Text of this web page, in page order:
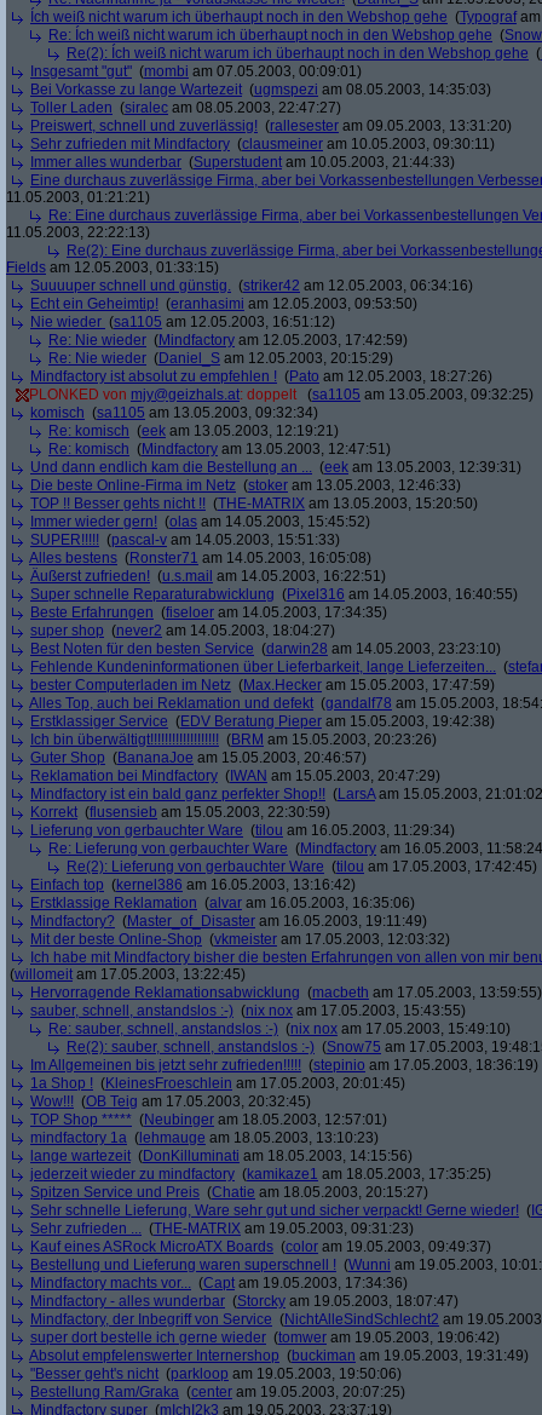
Ích weiß nicht warum ich überhaupt noch in den Webshop gehe (Typografam
Re: Ích weiß nicht warum ich überhaupt noch in den Webshop gehe (
Re(2): Ích weiß nicht warum ich überhaupt noch in den Webshop gehe (
Insgesamt "gut" (mombi am 07.05.2003, 00:09:01)
Bei Vorkasse zu lange Wartezeit (ugmspezi am 08.05.2003, 14:35:03)
Toller Laden (siralec am 08.05.2003, 22:47:27)
Preiswert, schnell und zuverlässig! (rallesester am 09.05.2003, 13:31:20)
Sehr zufrieden mit Mindfactory (clausmeiner am 10.05.2003, 09:30:11)
Immer alles wunderbar (Superstudent am 10.05.2003, 21:44:33)
Eine durchaus zuverlässige Firma, aber bei Vorkassenbestellungen
11.05.2003, 01:21:21)
Re: Eine durchaus zuverlässige Firma, aber bei Vorkassenbestellungen
11.05.2003, 22:22:13)
Re(2): Eine durchaus zuverlässige Firma, aber bei
Fields am 12.05.2003, 01:33:15)
Suuuuper schnell und günstig. (striker42 am 12.05.2003, 06:34:16)
Echt ein Geheimtip! (eranhasimi am 12.05.2003, 09:53:50)
Nie wieder (sa1105 am 12.05.2003, 16:51:12)
Re: Nie wieder (Mindfactory am 12.05.2003, 17:42:59)
Re: Nie wieder (Daniel_S am 12.05.2003, 20:15:29)
Mindfactory ist absolut zu empfehlen ! (Pato am 12.05.2003, 18:27:26)
PLONKED von mjy@geizhals.at: doppelt (sa1105 am 13.05.2003, 09:32:25)
komisch (sa1105 am 13.05.2003, 09:32:34)
Re: komisch (eek am 13.05.2003, 12:19:21)
Re: komisch (Mindfactory am 13.05.2003, 12:47:51)
Und dann endlich kam die Bestellung an ... (eek am 13.05.2003, 12:39:31)
Die beste Online-Firma im Netz (stoker am 13.05.2003, 12:46:33)
TOP !! Besser gehts nicht !! (THE-MATRIX am 13.05.2003, 15:20:50)
Immer wieder gern! (olas am 14.05.2003, 15:45:52)
SUPER!!!!! (pascal-v am 14.05.2003, 15:51:33)
Alles bestens (Ronster71 am 14.05.2003, 16:05:08)
Äußerst zufrieden! (u.s.mail am 14.05.2003, 16:22:51)
Super schnelle Reparaturabwicklung (Pixel316 am 14.05.2003, 16:40:55)
Beste Erfahrungen (fiseloer am 14.05.2003, 17:34:35)
super shop (never2 am 14.05.2003, 18:04:27)
Best Noten für den besten Service (darwin28 am 14.05.2003, 23:23:10)
Fehlende Kundeninformationen über Lieferbarkeit, lange Lieferzeiten... (
bester Computerladen im Netz (Max.Hecker am 15.05.2003, 17:47:59)
Alles Top, auch bei Reklamation und defekt (gandalf78 am 15.05.2003,
Erstklassiger Service (EDV Beratung Pieper am 15.05.2003, 19:42:38)
Ich bin überwältigt!!!!!!!!!!!!!!!!!!! (BRM am 15.05.2003, 20:23:26)
Guter Shop (BananaJoe am 15.05.2003, 20:46:57)
Reklamation bei Mindfactory ( IWAN am 15.05.2003, 20:47:29)
Mindfactory ist ein bald ganz perfekter Shop!! (LarsAam 15.05.2003,
Korrekt (flusensieb am 15.05.2003, 22:30:59)
Lieferung von gerbauchter Ware (tilou am 16.05.2003, 11:29:34)
Re: Lieferung von gerbauchter Ware (Mindfactory am 16.05.2003,
Re(2): Lieferung von gerbauchter Ware (tilou am 17.05.2003, 17:42:45)
Einfach top (kernel386 am 16.05.2003, 13:16:42)
Erstklassige Reklamation (alvar am 16.05.2003, 16:35:06)
Mindfactory? (Master_of_Disaster am 16.05.2003, 19:11:49)
Mit der beste Online-Shop (vkmeister am 17.05.2003, 12:03:32)
Ich habe mit Mindfactory bisher die besten Erfahrungen von allen von mir
(willomeit am 17.05.2003, 13:22:45)
Hervorragende Reklamationsabwicklung (macbeth am 17.05.2003, 13:59:55)
sauber, schnell, anstandslos :-) (nix nox am 17.05.2003, 15:43:55)
Re: sauber, schnell, anstandslos :-) (nix nox am 17.05.2003, 15:49:10)
Re(2): sauber, schnell, anstandslos :-) (Snow75 am 17.05.2003,
Im Allgemeinen bis jetzt sehr zufrieden!!!!! (stepinio am 17.05.2003, 18:36:19)
1a Shop ! (KleinesFroeschlein am 17.05.2003, 20:01:45)
Wow!!! (OB Teig am 17.05.2003, 20:32:45)
TOP Shop ***** (Neubinger am 18.05.2003, 12:57:01)
mindfactory 1a ( lehmauge am 18.05.2003, 13:10:23)
lange wartezeit (DonKilluminati am 18.05.2003, 14:15:56)
jederzeit wieder zu mindfactory (kamikaze1 am 18.05.2003, 17:35:25)
Spitzen Service und Preis (Chatie am 18.05.2003, 20:15:27)
Sehr schnelle Lieferung, Ware sehr gut und sicher verpackt! Gerne wieder! (
Sehr zufrieden ... (THE-MATRIX am 19.05.2003, 09:31:23)
Kauf eines ASRock MicroATX Boards (color am 19.05.2003, 09:49:37)
Bestellung und Lieferung waren superschnell ! (Wunni am 19.05.2003,
Mindfactory machts vor... (Capt am 19.05.2003, 17:34:36)
Mindfactory - alles wunderbar (Storcky am 19.05.2003, 18:07:47)
Mindfactory, der Inbegriff von Service (NichtAlleSindSchlecht2 am
super dort bestelle ich gerne wieder (tomwer am 19.05.2003, 19:06:42)
Absolut empfelenswerter Internershop (buckiman am 19.05.2003, 19:31:49)
"Besser geht's nicht (parkloop am 19.05.2003, 19:50:06)
Bestellung Ram/Graka (center am 19.05.2003, 20:07:25)
Mindfactory super (mIchI2k3 am 19.05.2003, 23:37:19)